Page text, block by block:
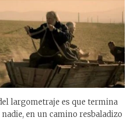
largometraje es que termina
en un camino resbaladizo